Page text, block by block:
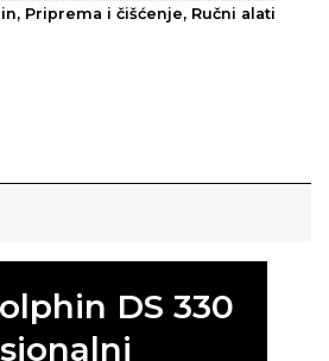
, Priprema i čišćenje, Ručni alati
DS 330